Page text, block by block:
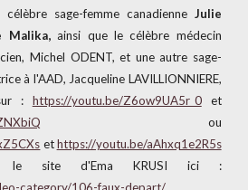
célèbre sage-femme canadienne Julie
Malika,ainsi que lecélèbre médecin
Michel ODENT, et une autre sage-
à l'AAD, Jacqueline LAVILLIONNIERE,
: https://youtu.be/Z6ow9UA5r_0et
ou
ethttps://youtu.be/aAhxq1e2R5s
le site d'Ema KRUSI ici :